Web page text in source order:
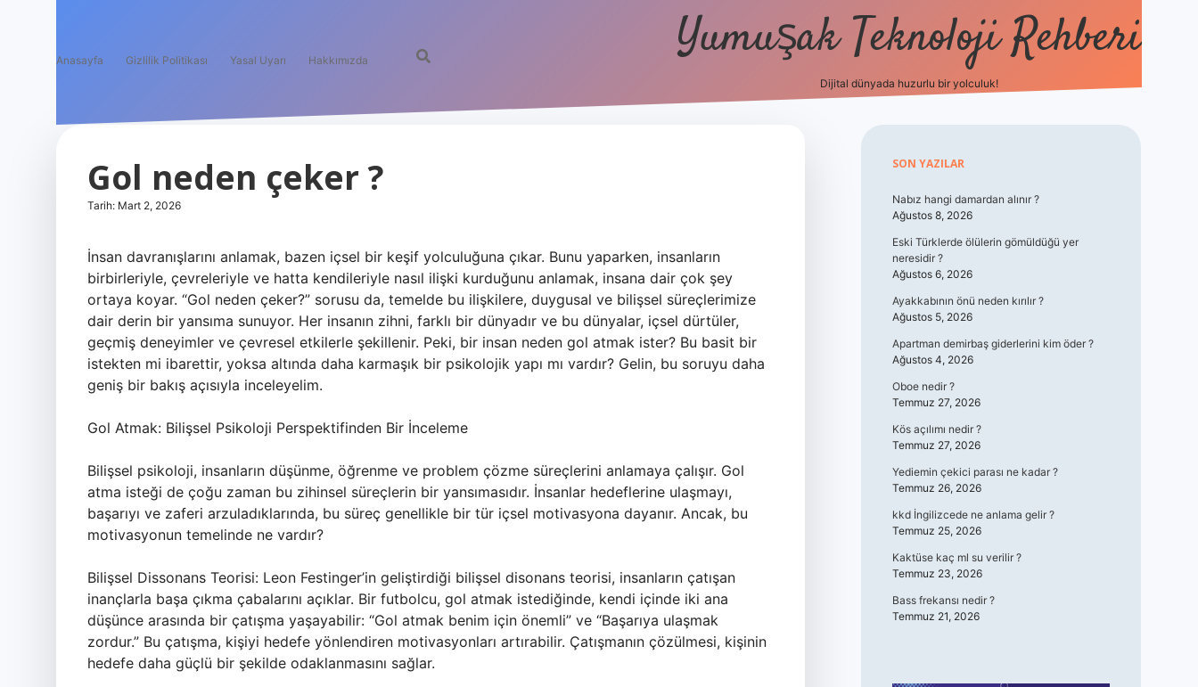
Anasayfa Gizlilik Politikası Yasal Uyarı Hakkımızda Yumuşak Teknoloji Rehberi
Dijital dünyada huzurlu bir yolculuk!
Gol neden çeker ?
Tarih: Mart 2, 2026
İnsan davranışlarını anlamak, bazen içsel bir keşif yolculuğuna çıkar. Bunu yaparken, insanların
birbirleriyle, çevreleriyle ve hatta kendileriyle nasıl ilişki kurduğunu anlamak, insana dair çok şey
ortaya koyar. “Gol neden çeker?” sorusu da, temelde bu ilişkilere, duygusal ve bilişsel süreçlerimize
dair derin bir yansıma sunuyor. Her insanın zihni, farklı bir dünyadır ve bu dünyalar, içsel dürtüler,
geçmiş deneyimler ve çevresel etkilerle şekillenir. Peki, bir insan neden gol atmak ister? Bu basit bir
istekten mi ibarettir, yoksa altında daha karmaşık bir psikolojik yapı mı vardır? Gelin, bu soruyu daha
geniş bir bakış açısıyla inceleyelim.
Gol Atmak: Bilişsel Psikoloji Perspektifinden Bir İnceleme
Bilişsel psikoloji, insanların düşünme, öğrenme ve problem çözme süreçlerini anlamaya çalışır. Gol
atma isteği de çoğu zaman bu zihinsel süreçlerin bir yansımasıdır. İnsanlar hedeflerine ulaşmayı,
başarıyı ve zaferi arzuladıklarında, bu süreç genellikle bir tür içsel motivasyona dayanır. Ancak, bu
motivasyonun temelinde ne vardır?
Bilişsel Dissonans Teorisi: Leon Festinger’in geliştirdiği bilişsel disonans teorisi, insanların çatışan
inançlarla başa çıkma çabalarını açıklar. Bir futbolcu, gol atmak istediğinde, kendi içinde iki ana
düşünce arasında bir çatışma yaşayabilir: “Gol atmak benim için önemli” ve “Başarıya ulaşmak
zordur.” Bu çatışma, kişiyi hedefe yönlendiren motivasyonları artırabilir. Çatışmanın çözülmesi, kişinin
hedefe daha güçlü bir şekilde odaklanmasını sağlar.
Sidebar
SON YAZILAR
Nabız hangi damardan alınır ?
Ağustos 8, 2026
Eski Türklerde ölülerin gömüldüğü yer
neresidir ?
Ağustos 6, 2026
Ayakkabının önü neden kırılır ?
Ağustos 5, 2026
Apartman demirbaş giderlerini kim öder ?
Ağustos 4, 2026
Oboe nedir ?
Temmuz 27, 2026
Kös açılımı nedir ?
Temmuz 27, 2026
Yediemin çekici parası ne kadar ?
Temmuz 26, 2026
kkd İngilizcede ne anlama gelir ?
Temmuz 25, 2026
Kaktüse kaç ml su verilir ?
Temmuz 23, 2026
Bass frekansı nedir ?
Temmuz 21, 2026